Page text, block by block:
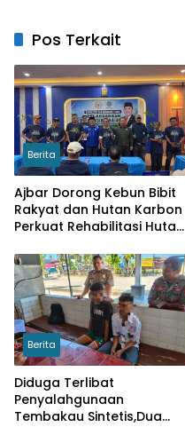
Pos Terkait
Berita
Ajbar Dorong Kebun Bibit
Rakyat dan Hutan Karbon
Perkuat Rehabilitasi Hutan
Berita
Diduga Terlibat
Penyalahgunaan
Tembakau Sintetis,Dua